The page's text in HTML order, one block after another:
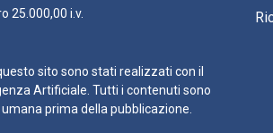
25.000,00 i.v.
sito sono stati realizzati con il
Artificiale. Tutti i contenuti sono
prima della pubblicazione.